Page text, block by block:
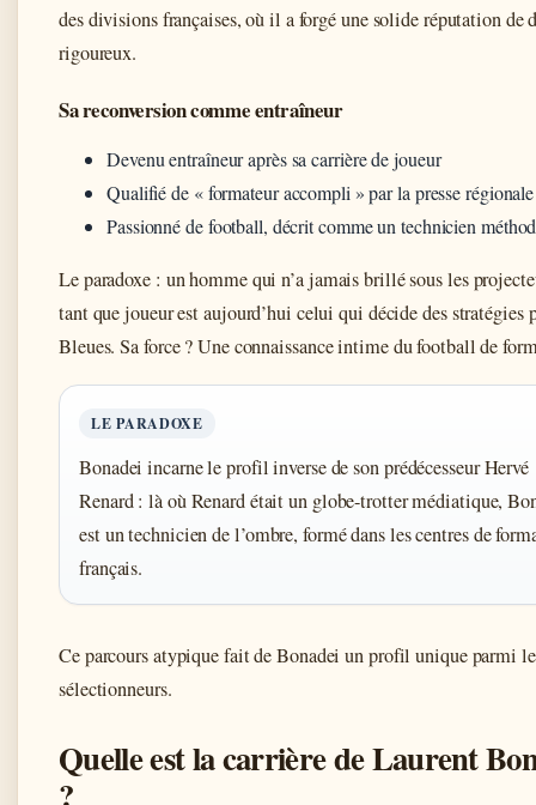
des divisions françaises, où il a forgé une solide réputation de
rigoureux.
Sa reconversion comme entraîneur
Devenu entraîneur après sa carrière de joueur
Qualifié de « formateur accompli » par la presse régionale
Passionné de football, décrit comme un technicien
Le paradoxe : un homme qui n’a jamais brillé sous les
tant que joueur est aujourd’hui celui qui décide des stratégies
Bleues. Sa force ? Une connaissance intime du football de
LE PARADOXE
Bonadei incarne le profil inverse de son prédécesseur Hervé
Renard : là où Renard était un globe-trotter médiatique,
est un technicien de l’ombre, formé dans les centres de
français.
Ce parcours atypique fait de Bonadei un profil unique parmi
sélectionneurs.
Quelle est la carrière de Laurent
?